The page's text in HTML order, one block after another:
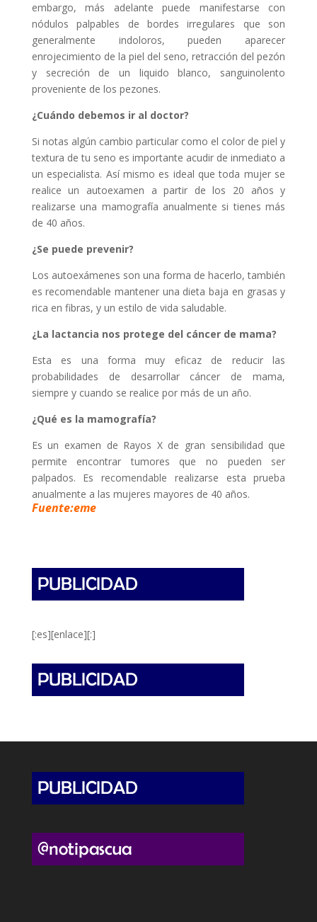
embargo, más adelante puede manifestarse con
nódulos palpables de bordes irregulares que son
generalmente indoloros, pueden aparecer
enrojecimiento de la piel del seno, retracción del pezón
y secreción de un liquido blanco, sanguinolento
proveniente de los pezones.
¿Cuándo debemos ir al doctor?
Si notas algún cambio particular como el color de piel y
textura de tu seno es importante acudir de inmediato a
un especialista. Así mismo es ideal que toda mujer se
realice un autoexamen a partir de los 20 años y
realizarse una mamografía anualmente si tienes más
de 40 años.
¿Se puede prevenir?
Los autoexámenes son una forma de hacerlo, también
es recomendable mantener una dieta baja en grasas y
rica en fibras, y un estilo de vida saludable.
¿La lactancia nos protege del cáncer de mama?
Esta es una forma muy eficaz de reducir las
probabilidades de desarrollar cáncer de mama,
siempre y cuando se realice por más de un año.
¿Qué es la mamografía?
Es un examen de Rayos X de gran sensibilidad que
permite encontrar tumores que no pueden ser
palpados. Es recomendable realizarse esta prueba
anualmente a las mujeres mayores de 40 años.
Fuente:eme
[:es][enlace][:]